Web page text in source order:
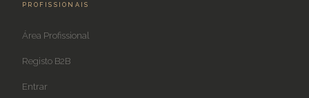
PROFISSIONAIS
Área Profissional
Registo B2B
Entrar